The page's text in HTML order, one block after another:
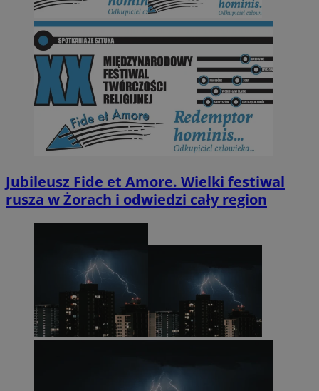
Jubileusz Fide et Amore. Wielki festiwal
rusza w Żorach i odwiedzi cały region